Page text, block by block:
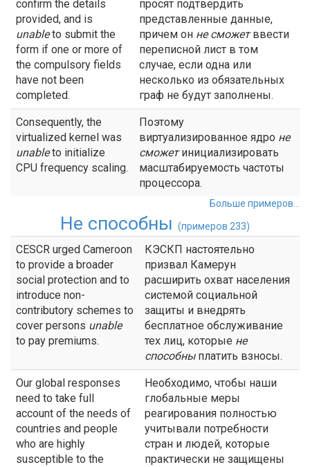
confirm the details
provided, and is
unableto submit the
form if one or more of
the compulsory fields
have not been
completed.
просят подтвердить
представленные данные,
причем он не сможетввести
переписной лист в том
случае, если одна или
несколько из обязательных
граф не будут заполнены.
Consequently, the
virtualized kernel was
unableto initialize
CPU frequency scaling.
Поэтому
виртуализированное ядро не
сможетинициализировать
масштабируемость частоты
процессора.
Больше примеров...
Не способны (примеров 233)
CESCR urged Cameroon
to provide a broader
social protection and to
introduce non-
contributory schemes to
cover persons unable
to pay premiums.
КЭСКП настоятельно
призвал Камерун
расширить охват населения
системой социальной
защиты и внедрять
бесплатное обслуживание
тех лиц, которые не
способныплатить взносы.
Our global responses
need to take full
account of the needs of
countries and people
who are highly
susceptible to the
Необходимо, чтобы наши
глобальные меры
реагирования полностью
учитывали потребности
стран и людей, которые
практически не защищены